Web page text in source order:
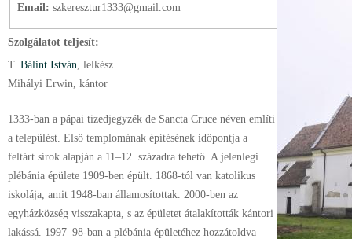
Email: szkeresztur1333@gmail.com
Szolgálatot teljesít:
T. Bálint István , lelkész
Mihályi Erwin, kántor
1333-ban a pápai tizedjegyzék de Sancta Cruce néven említi
a települést. Első templomának építésének időpontja a
feltárt sírok alapján a 11–12. századra tehető. A jelenlegi
plébánia épülete 1909-ben épült. 1868-tól van katolikus
iskolája, amit 1948-ban államosítottak. 2000-ben az
egyházközség visszakapta, s az épületet átalakították kántori
lakássá. 1997–98-ban a plébánia épületéhez hozzátoldva